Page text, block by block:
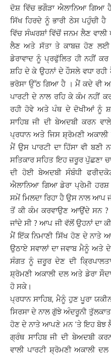
ਦੋਸ਼ ਵਿੱਚ ਭਗੌੜਾ ਐਲਾਨਿਆ
ਸਿੱਖ ਹਿਰਦੇ ਨੂੰ ਭਾਰੀ ਠੇਸ ਪਹੁੰਚੀ
ਵਿੱਚ ਸੰਘਰਸ਼ਾਂ ਵਿੱਚੋਂ ਜਨਮ ਲੈਣ
ਲੈਣ ਅਤੇ ਸੱਤਾ ਤੇ ਕਾਬਜ਼ ਹੋਣ ਲਈ
ਡੇਰਾਵਾਦ ਨੂੰ ਪ੍ਰਫੁੱਲਿਤ ਹੀ ਨਹੀਂ
ਸ਼ਹਿ ਦੇ ਕੇ ਉਹਨਾਂ ਦੇ ਹੌਸਲੇ ਵਧਾ
ਭਰੋਸਾ ਉੱਠ ਗਿਆ ਹੈ । ਮੈਂ ਕਦੇ ਵੀ
ਪਾਰਟੀ ਦੇ ਨਾਲ ਰਹਿ ਕੇ ਕੰਮ ਨਹੀਂ
ਰਹੀ ਹੋਵੇ ਅਤੇ ਪੰਥ ਦੇ ਦੋਖੀਆਂ ਨੂੰ
ਸਾਹਿਬ ਜੀ ਦੀ ਬੇਅਦਬੀ ਕਰਨ
ਪ੍ਰਧਾਨ ਅਤੇ ਜਿਸ ਸ਼੍ਰੋਮਣੀ
ਮੈਂ ਉਸ ਪਾਰਟੀ ਦਾ ਹਿੱਸਾ ਵੀ
ਸਤਿਕਾਰ ਸਹਿਤ ਇਹ ਜ਼ਰੂਰ ਪੁੱਛਣਾ
ਦੀ ਹੋਈ ਬੇਅਦਬੀ ਸੰਬੰਧੀ
ਐਲਾਨਿਆ ਗਿਆ ਡੇਰਾ ਪ੍ਰੇਮੀ
ਸਮੇਂ ਮਿਲਦਾ ਰਿਹਾ ਹੈ ਉਸ ਨਾਲ
ਤੋਂ ਕੀ ਕੰਮ ਕਰਵਾਉਣ ਆਉਂਦੇ ਸਨ ?
ਜਾਂਦੇ ਸੀ ? ਆਪ ਜੀ ਵੱਲੋਂ ਉਹਨਾਂ ਦਾ
ਮੈਂ ਇੱਕ ਨਿਮਾਣੀ ਸਿੱਖ ਹੋਣ ਦੇ ਨਾਤੇ
ਉਠਾਏ ਸਵਾਲਾਂ ਦਾ ਜਵਾਬ ਮੈਨੂੰ ਅਤੇ
ਸੰਗਤ ਨੂੰ ਜ਼ਰੂਰ ਦੇਣ ਦੀ
ਸ਼੍ਰੋਮਣੀ ਅਕਾਲੀ ਦਲ ਅਤੇ ਡੇਰਾ
ਹੋ ਸਕੇ।
ਪ੍ਰਧਾਨ ਸਾਹਿਬ, ਮੈਨੂੰ ਹੁਣ ਪੂਰਾ
ਸਿਰਸਾ ਦੇ ਨਾਲ ਗੁੱਝੇ ਅੰਦਰੂਨੀ
ਹੋਣ ਦੇ ਨਾਤੇ ਆਪਣੇ ਮਨ ‘ਤੇ ਇਹ ਬੋਝ ਲੈ
ਗ੍ਰੰਥ ਸਾਹਿਬ ਜੀ ਦੀ ਬੇਅਦਬੀ
ਵਾਲੀ ਪਾਰਟੀ ਸ਼੍ਰੋਮਣੀ ਅਕਾਲੀ